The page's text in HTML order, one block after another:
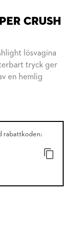
CRUSH
lösvagina
tryck ger
en hemlig
rabattkoden: